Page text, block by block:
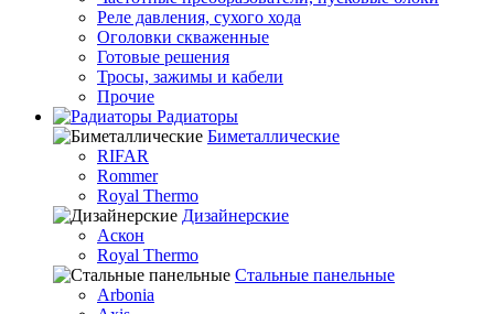
Реле давления, сухого хода
Оголовки скваженные
Готовые решения
Тросы, зажимы и кабели
Прочие
Радиаторы
Биметаллические
RIFAR
Rommer
Royal Thermo
Дизайнерские
Аскон
Royal Thermo
Стальные панельные
Arbonia